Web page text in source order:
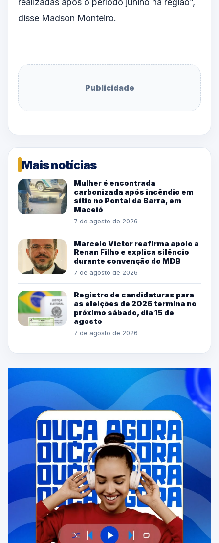
disse Madson Monteiro.
Publicidade
Mais notícias
Mulher é encontrada
carbonizada após incêndio em
sítio no Pontal da Barra, em
Maceió
7 de agosto de 2026
Marcelo Victor reafirma apoio a
Renan Filho e explica silêncio
durante convenção do MDB
7 de agosto de 2026
Registro de candidaturas para
as eleições de 2026 termina no
próximo sábado, dia 15 de
agosto
7 de agosto de 2026